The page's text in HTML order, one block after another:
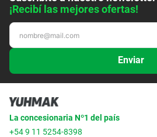
¡Recibí las mejores ofertas!
Enviar
La concesionaria Nº1 del país
+54 9 11 5254-8398